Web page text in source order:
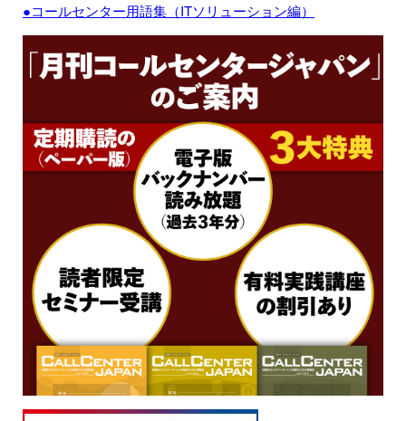
●コールセンター用語集（ITソリューション編）